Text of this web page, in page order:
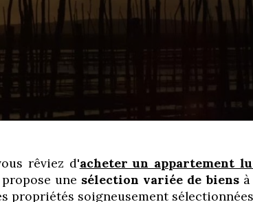
rêviez d'acheter un appartement
une sélection variée de biensà
propriétés soigneusement